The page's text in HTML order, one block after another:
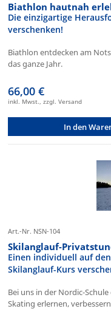
Biathlon hautnah
Die einzigartige
verschenken!
Biathlon entdecken am
das ganze Jahr.
66,00 €
inkl. Mwst., zzgl. Versand
In den
Art.-Nr. NSN-104
Skilanglauf-
Einen individuell auf
Skilanglauf-Kurs
Bei uns in der Nordic-
Skating erlernen,